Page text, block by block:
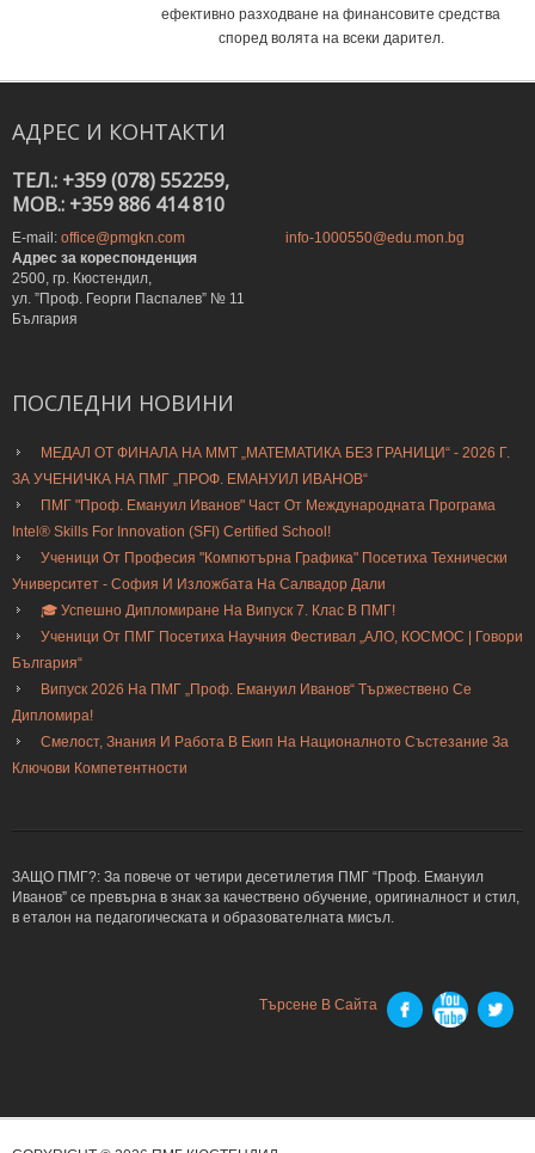
ефективно разходване на финансовите средства
според волята на всеки дарител.
АДРЕС И КОНТАКТИ
ТЕЛ.: +359 (078) 552259,
MOB.: +359 886 414 810
E-mail: office@pmgkn.com
info-1000550@edu.mon.bg
Адрес за кореспонденция
2500, гр. Кюстендил,
ул. ”Проф. Георги Паспалев” № 11
България
ПОСЛЕДНИ НОВИНИ
МЕДАЛ ОТ ФИНАЛА НА ММТ „МАТЕМАТИКА БЕЗ ГРАНИЦИ“ - 2026 Г.
ЗА УЧЕНИЧКА НА ПМГ „ПРОФ. ЕМАНУИЛ ИВАНОВ“
ПМГ "Проф. Емануил Иванов" Част От Международната Програма
Intel® Skills For Innovation (SFI) Certified School!
Ученици От Професия "Компютърна Графика" Посетиха Технически
Университет - София И Изложбата На Салвадор Дали
🎓 Успешно Дипломиране На Випуск 7. Клас В ПМГ!
Ученици От ПМГ Посетиха Научния Фестивал „АЛО, КОСМОС | Говори
България“
Випуск 2026 На ПМГ „Проф. Емануил Иванов“ Тържествено Се
Дипломира!
Смелост, Знания И Работа В Екип На Националното Състезание За
Ключови Компетентности
ЗАЩО ПМГ?: За повече от четири десетилетия ПМГ “Проф. Емануил
Иванов” се превърна в знак за качествено обучение, оригиналност и стил,
в еталон на педагогическата и образователната мисъл.
Търсене В Сайта